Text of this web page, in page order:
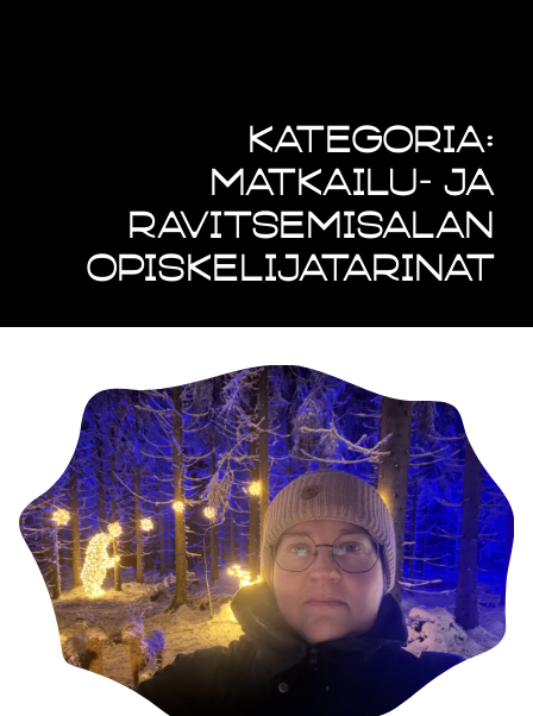
Kategoria:
Matkailu- ja
ravitsemisalan
opiskelijatarinat